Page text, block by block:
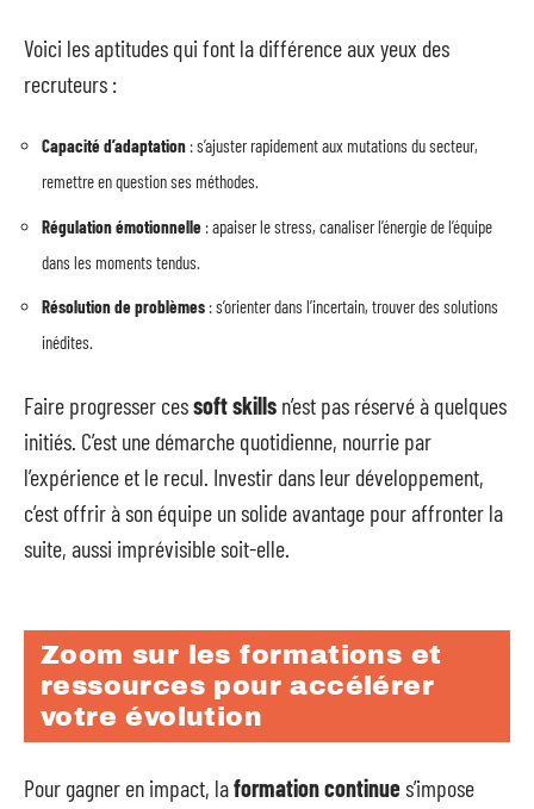
Voici les aptitudes qui font la différence aux yeux des
recruteurs :
Capacité d’adaptation : s’ajuster rapidement aux mutations du secteur,
remettre en question ses méthodes.
Régulation émotionnelle : apaiser le stress, canaliser l’énergie de l’équipe
dans les moments tendus.
Résolution de problèmes : s’orienter dans l’incertain, trouver des solutions
inédites.
Faire progresser cessoft skills n’est pas réservé à quelques
initiés. C’est une démarche quotidienne, nourrie par
l’expérience et le recul. Investir dans leur développement,
c’est offrir à son équipe un solide avantage pour affronter la
suite, aussi imprévisible soit-elle.
Zoom sur les formations et
ressources pour accélérer
votre évolution
Pour gagner en impact, laformation continues’impose